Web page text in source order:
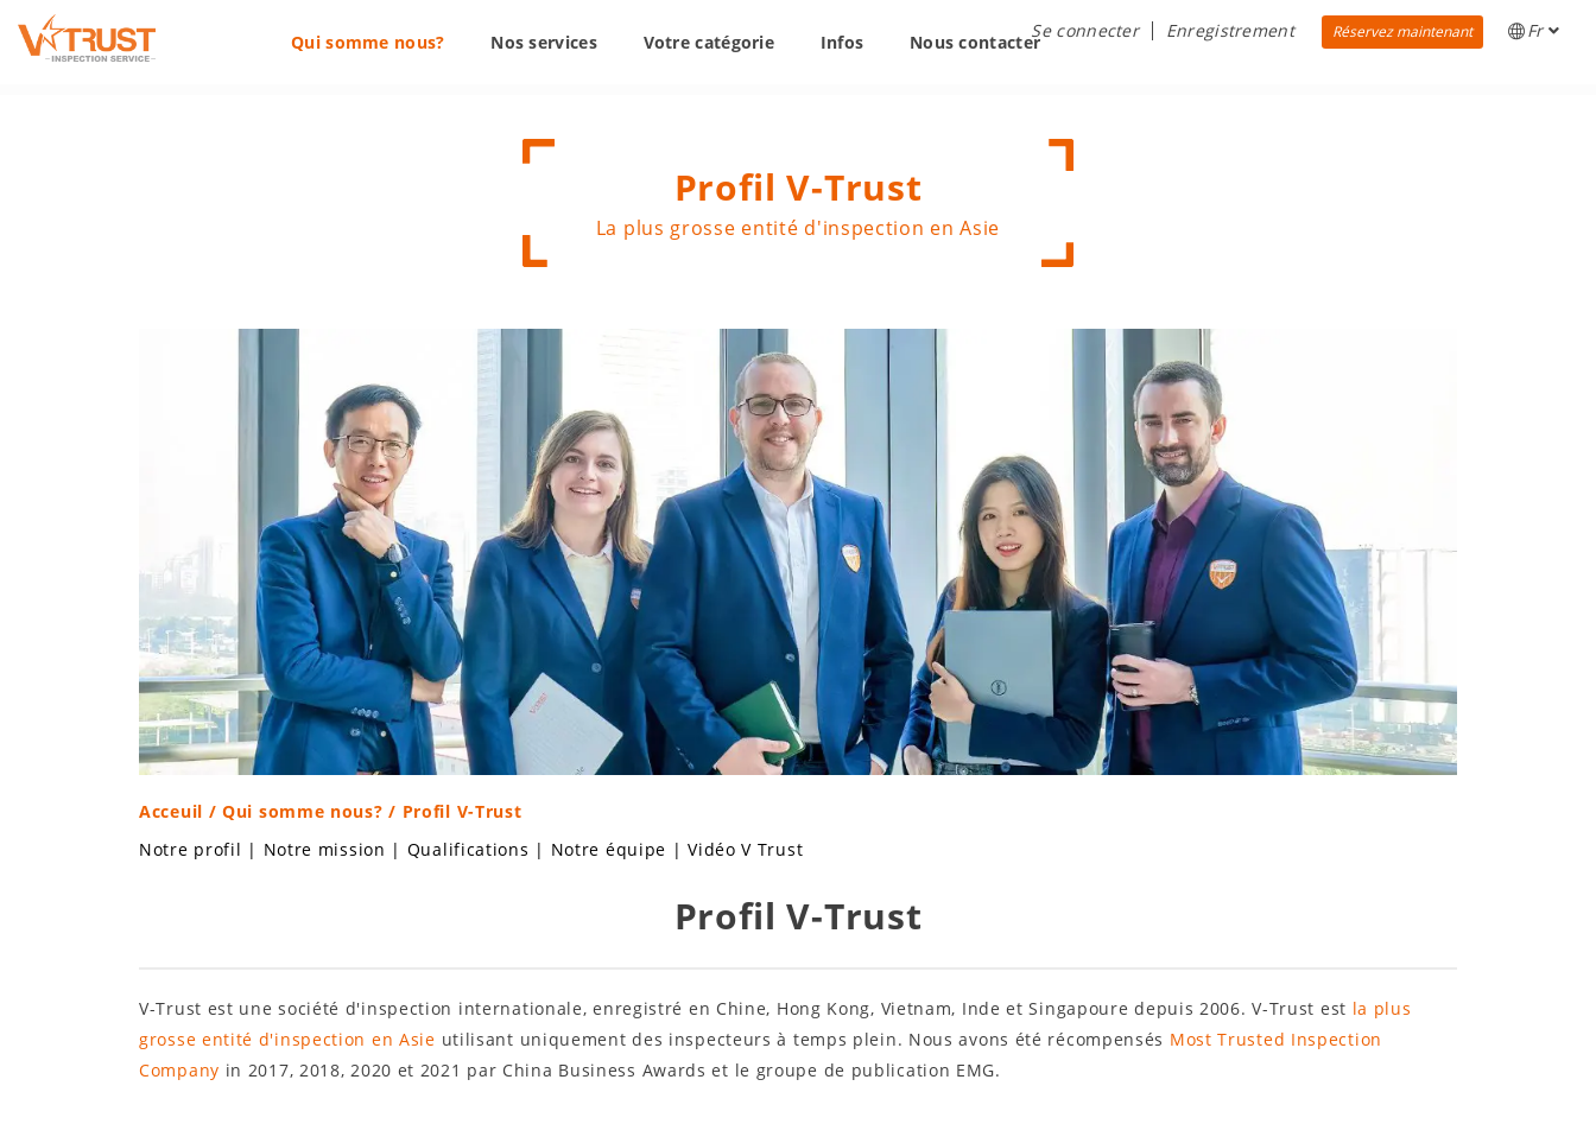
Qui somme nous? Nos services Votre catégorie Infos Nous contacter
Se connecter Enregistrement Réservez maintenant Fr
Profil V-Trust
La plus grosse entité d'inspection en Asie
Acceuil /Qui somme nous? / Profil V-Trust
Notre profil | Notre mission | Qualifications | Notre équipe |Vidéo V Trust
Profil V-Trust
V-Trust est une société d'inspection internationale, enregistré en Chine, Hong Kong, Vietnam, Inde et Singapoure depuis 2006. V-Trust est la plus
grosse entité d'inspection en Asie utilisant uniquement des inspecteurs à temps plein. Nous avons été récompensés Most Trusted Inspection
Company in 2017, 2018, 2020 et 2021 par China Business Awards et le groupe de publication EMG.